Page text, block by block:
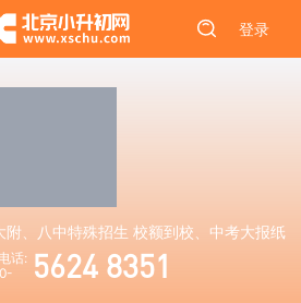
登录
附、八中特殊招生 校额到校、中考大报纸
话: 5624 8351